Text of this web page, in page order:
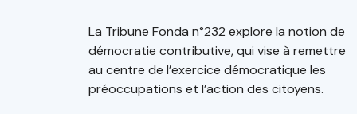
La Tribune Fonda n°232 explore la notion de
démocratie contributive, qui vise à remettre
au centre de l’exercice démocratique les
préoccupations et l’action des citoyens.